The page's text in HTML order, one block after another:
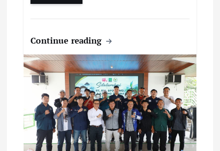
Continue reading